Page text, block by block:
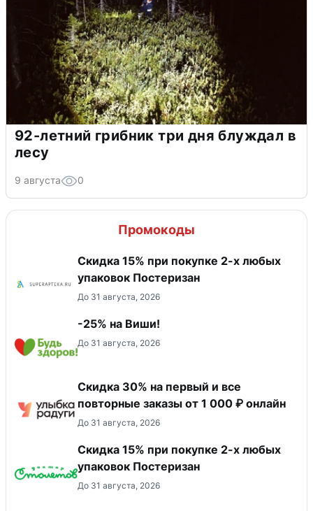
92-летний грибник три дня блуждал в
лесу
9 августа 0
Промокоды
Скидка 15% при покупке 2-х любых
упаковок Постеризан
До 31 августа, 2026
-25% на Виши!
До 31 августа, 2026
Скидка 30% на первый и все
повторные заказы от 1 000 ₽ онлайн
До 31 августа, 2026
Скидка 15% при покупке 2-х любых
упаковок Постеризан
До 31 августа, 2026